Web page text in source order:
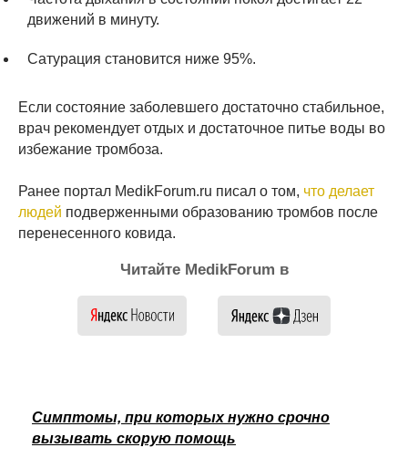
движений в минуту.
Сатурация становится ниже 95%.
Если состояние заболевшего достаточно стабильное,
врач рекомендует отдых и достаточное питье воды во
избежание тромбоза.
Ранее портал MedikForum.ru писал о том, что делает
людей подверженными образованию тромбов после
перенесенного ковида.
Читайте MedikForum в
Симптомы, при которых нужно срочно
вызывать скорую помощь